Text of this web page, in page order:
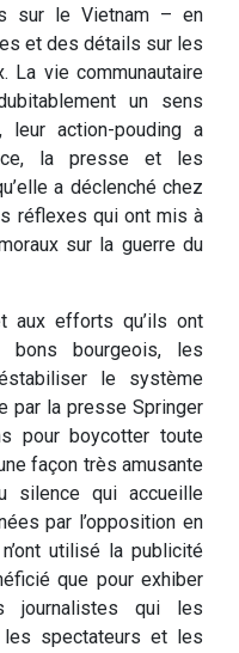
sur le Vietnam – en
et des détails sur les
La vie communautaire
un sens
leur action-pouding a
la presse et les
a déclenché chez
réflexes qui ont mis à
sur la guerre du
aux efforts qu’ils ont
bons bourgeois, les
le système
par la presse Springer
pour boycotter toute
façon très amusante
silence qui accueille
par l’opposition en
utilisé la publicité
que pour exhiber
journalistes qui les
les spectateurs et les